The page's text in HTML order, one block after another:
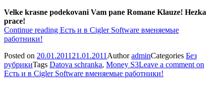
Velke krasne podekovani Vam pane Romane Klauze! Hezka
prace!
Continue reading Есть и в Cigler Software вменяемые
работники!
Posted on 20.01.2011 21.01.2011 AuthoradminCategories Без
рубрикиTags Datova schranka, Money S3Leave a comment on
Есть и в Cigler Software вменяемые работники!